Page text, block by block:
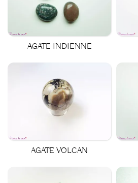
AGATE INDIENNE
AGATE VOLCAN